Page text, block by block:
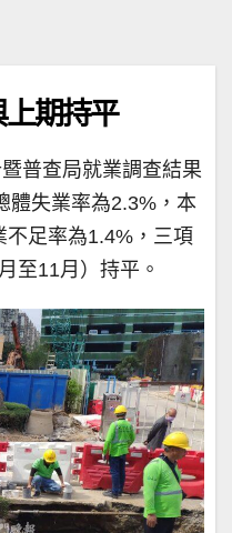
期持平
普查局就業調查結果
體失業率為2.3%，本
足率為1.4%，三項
至11月）持平。